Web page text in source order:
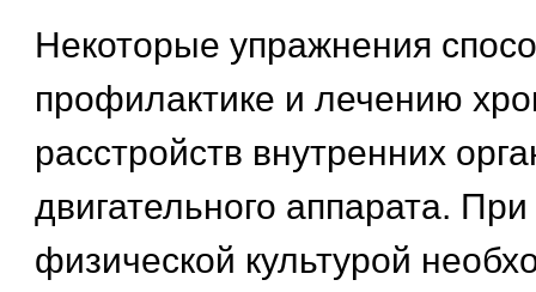
Некоторые упражнения
профилактике и лечению
расстройств внутренних
двигательного аппарата. При
физической культурой